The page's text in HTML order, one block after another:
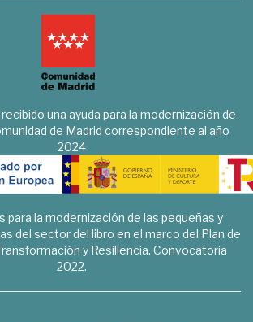
una ayuda para la modernización de
de Madrid correspondiente al año
2024
para la modernización de las pequeñas y
del sector del libro en el marco del Plan de
y Resiliencia. Convocatoria
2022.